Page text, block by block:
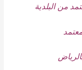
من البلدية